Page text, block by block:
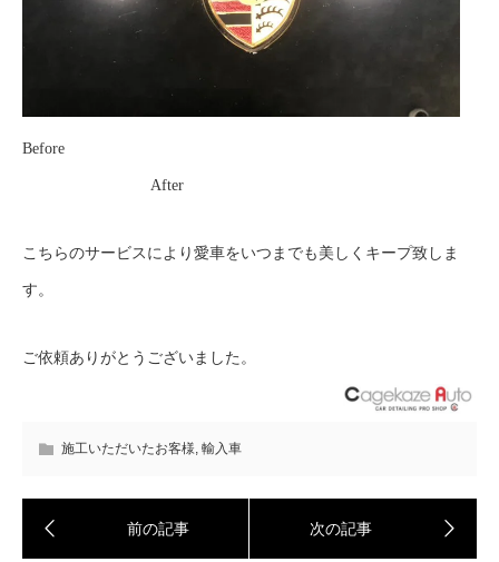
Before
After
こちらのサービスにより愛車をいつまでも美しくキープ致しま
す。
ご依頼ありがとうございました。
施工いただいたお客様 輸入車